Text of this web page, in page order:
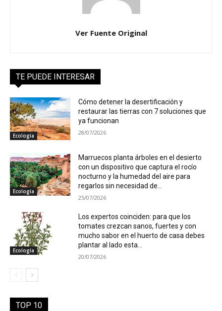
Ver Fuente Original
TE PUEDE INTERESAR
Ecología
Cómo detener la desertificación y
restaurar las tierras con 7 soluciones que
ya funcionan
28/07/2026
Ecología
Marruecos planta árboles en el desierto
con un dispositivo que captura el rocío
nocturno y la humedad del aire para
regarlos sin necesidad de...
25/07/2026
Ecología
Los expertos coinciden: para que los
tomates crezcan sanos, fuertes y con
mucho sabor en el huerto de casa debes
plantar al lado esta...
20/07/2026
TOP 10